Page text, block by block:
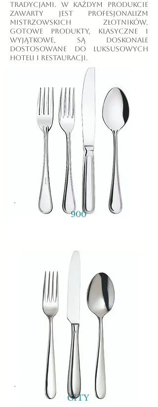
tradycjami. W każdym produkcie
zawarty jest profesjonalizm
mistrzowskich złotników.
Gotowe produkty, klasyczne i
wyjątkowe, są doskonale
dostosowane do luksusowych
hoteli i restauracji.
900
CITY